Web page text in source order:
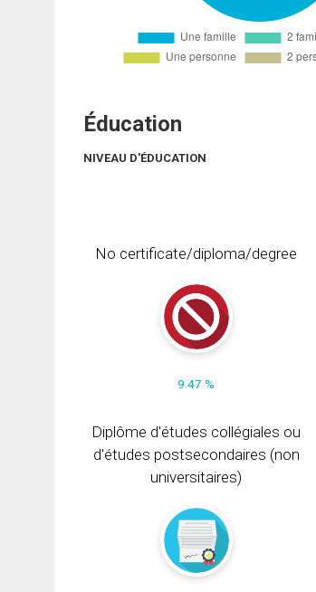
Éducation
NIVEAU D'ÉDUCATION
No certificate/diploma/degree
9.47 %
Diplôme d'études collégiales ou
d'études postsecondaires (non
universitaires)